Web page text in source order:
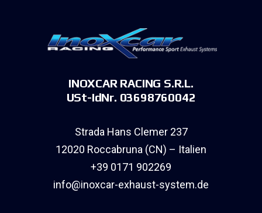
INOXCAR RACING S.R.L.
USt-IdNr. 03698760042
Strada Hans Clemer 237
12020 Roccabruna (CN) – Italien
+39 0171 902269
info@inoxcar-exhaust-system.de